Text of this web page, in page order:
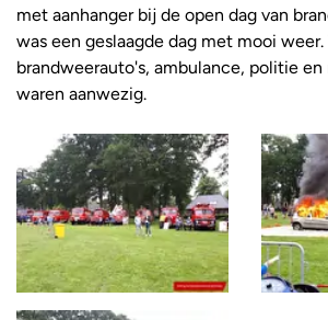
met aanhanger bij de open dag van
was een geslaagde dag met mooi
brandweerauto's, ambulance, politie
waren aanwezig.
album
overslaan